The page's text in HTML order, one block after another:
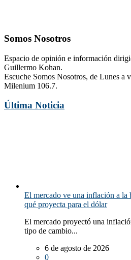
Somos Nosotros
Espacio de opinión e información
Guillermo Kohan.
Escuche Somos Nosotros, de Lunes a
Milenium 106.7.
Última Noticia
El mercado ve una inflación a la
qué proyecta para el dólar
El mercado proyectó una
tipo de cambio...
6 de agosto de 2026
0